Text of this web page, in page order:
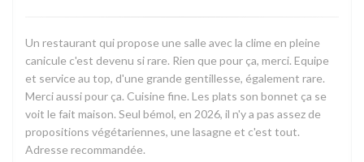
Un restaurant qui propose une salle avec la clime en pleine
canicule c'est devenu si rare. Rien que pour ça, merci. Equipe
et service au top, d'une grande gentillesse, également rare.
Merci aussi pour ça. Cuisine fine. Les plats son bonnet ça se
voit le fait maison. Seul bémol, en 2026, il n'y a pas assez de
propositions végétariennes, une lasagne et c'est tout.
Adresse recommandée.